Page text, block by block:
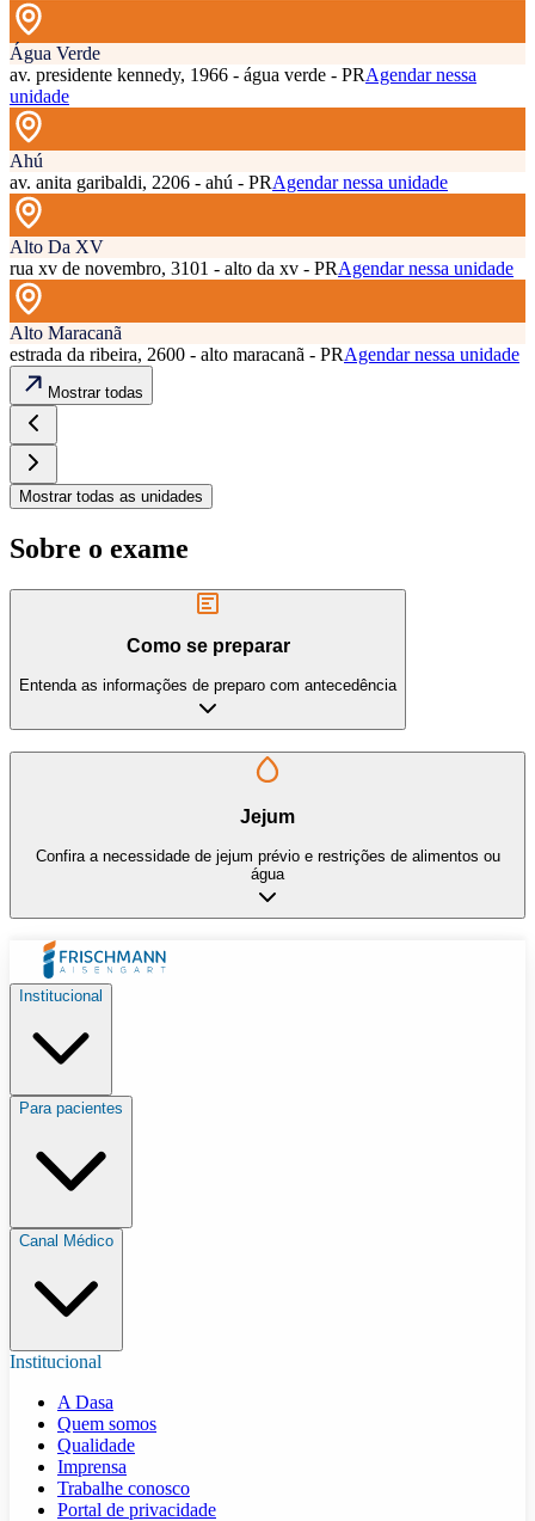
Água Verde
av. presidente kennedy, 1966 - água verde - PRAgendar nessa
unidade
Ahú
av. anita garibaldi, 2206 - ahú - PRAgendar nessa unidade
Alto Da XV
rua xv de novembro, 3101 - alto da xv - PRAgendar nessa unidade
Alto Maracanã
estrada da ribeira, 2600 - alto maracanã - PRAgendar nessa unidade
Mostrar todas
Mostrar todas as unidades
Sobre o exame
Como se preparar
Entenda as informações de preparo com antecedência
Jejum
Confira a necessidade de jejum prévio e restrições de alimentos ou
água
Institucional
Para pacientes
Canal Médico
Institucional
A Dasa
Quem somos
Qualidade
Imprensa
Trabalhe conosco
Portal de privacidade